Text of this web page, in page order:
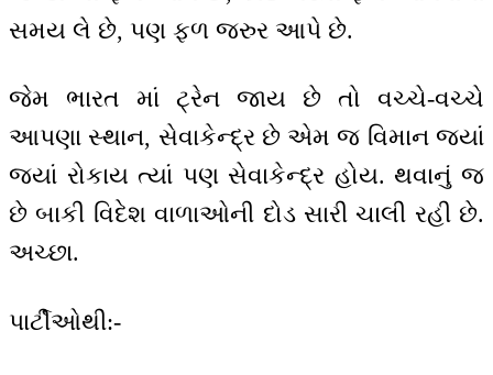
સમય લે છે, પણ ફળ જરુર આપે છે.
જેમ ભારત માં ટ્રેન જાય છે તો વચ્ચે-વચ્ચે
આપણા સ્થાન, સેવાકેન્દ્ર છે એમ જ વિમાન જ્યાં
જ્યાં રોકાય ત્યાં પણ સેવાકેન્દ્ર હોય. થવાનું જ
છે બાકી વિદેશ વાળાઓની દોડ સારી ચાલી રહી છે.
અચ્છા.
પાર્ટીઓથી:-